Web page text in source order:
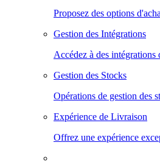
Proposez des options
Gestion des Intégrations
Accédez à des intégrations
Gestion des Stocks
Opérations de gestion des
Expérience de Livraison
Offrez une expérience